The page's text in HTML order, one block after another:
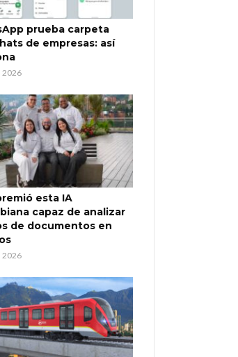
prueba carpeta
de empresas: así
2026
esta IA
capaz de analizar
de documentos en
2026